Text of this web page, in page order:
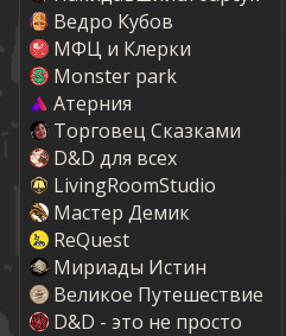
Ведро Кубов
МФЦ и Клерки
Monster park
Атерния
Торговец Сказками
D&D для всех
LivingRoomStudio
Мастер Демик
ReQuest
Мириады Истин
Великое Путешествие
D&D - это не просто